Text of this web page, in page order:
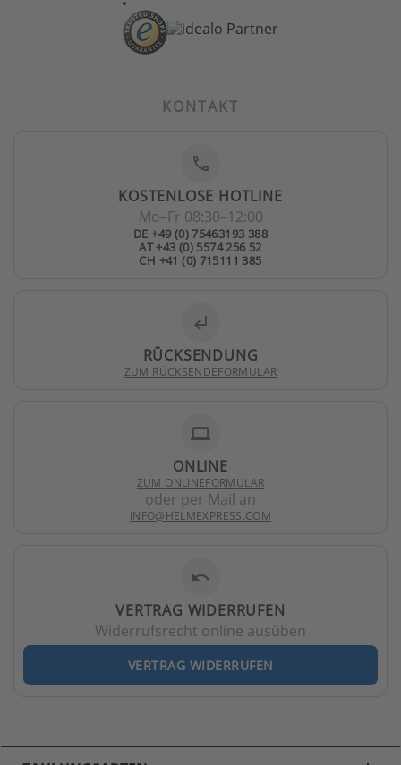
KONTAKT
phone
KOSTENLOSE HOTLINE
Mo–Fr 08:30–12:00
DE +49 (0) 75463193 388
AT +43 (0) 5574 256 52
CH +41 (0) 715111 385
subdirectory_arrow_left
RÜCKSENDUNG
ZUM RÜCKSENDEFORMULAR
laptop
ONLINE
ZUM ONLINEFORMULAR
oder per Mail an
INFO@HELMEXPRESS.COM
undo
VERTRAG WIDERRUFEN
Widerrufsrecht online ausüben
VERTRAG WIDERRUFEN